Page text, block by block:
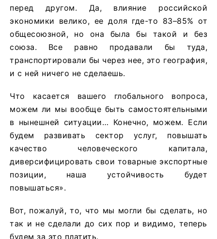
перед другом. Да, влияние российской
экономики велико, ее доля где-то 83–85% от
общесоюзной, но она была бы такой и без
союза. Все равно продавали бы туда,
транспортировали бы через нее, это география,
и с ней ничего не сделаешь.
Что касается вашего глобального вопроса,
можем ли мы вообще быть самостоятельными
в нынешней ситуации… Конечно, можем. Если
будем развивать сектор услуг, повышать
качество человеческого капитала,
диверсифицировать свои товарные экспортные
позиции, наша устойчивость будет
повышаться».
Вот, пожалуй, то, что мы могли бы сделать, но
так и не сделали до сих пор и видимо, теперь
будем за это платить.